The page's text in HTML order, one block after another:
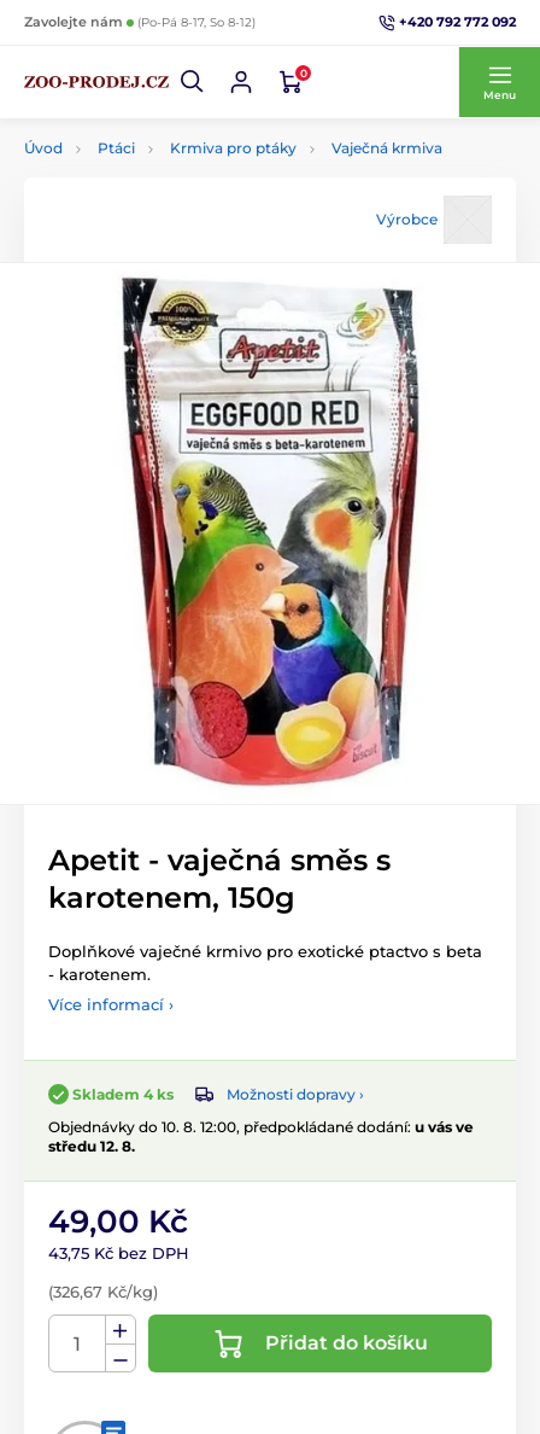
Zavolejte nám (Po-Pá 8-17, So 8-12) +420 792 772 092
0
Menu
Úvod Ptáci Krmiva pro ptáky Vaječná krmiva
Výrobce
Apetit - vaječná směs s
karotenem, 150g
Doplňkové vaječné krmivo pro exotické ptactvo s beta
- karotenem.
Více informací ›
Skladem 4 ks
Možnosti dopravy ›
Objednávky do 10. 8. 12:00, předpokládané dodání: u vás ve
středu 12. 8.
49,00 Kč
43,75 Kč bez DPH
(326,67 Kč/kg)
Přidat do košíku